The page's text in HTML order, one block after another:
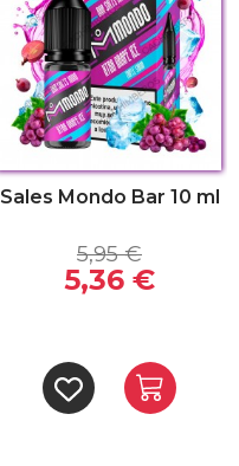
Sales Mondo Bar 10 ml
5,95 €
5,36 €